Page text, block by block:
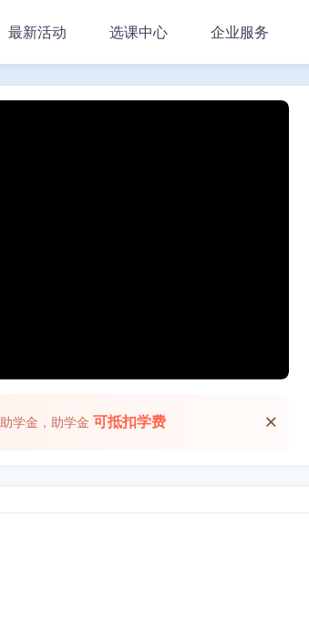
最新活动 选课中心 企业服务
助学金，助学金 可抵扣学费